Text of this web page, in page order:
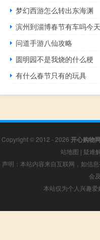
梦幻西游怎么转出东海渊
滨州到淄博春节有车吗今天
问道手游八仙攻略
圆明园不是我烧的什么梗
有什么春节只有的玩具
Copyright © 2012 - 2026 开心购物网
站地图 | 疑难
声明：本站内容来自互联网，如信
会
本站仅为个人兴趣